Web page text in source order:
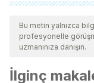
Tüm alıntı yapılan
güncelliklerini ve
tarafından
kabul edildi.
Bu metin yalnızca
profesyonelle
uzmanınıza danışın.
İlginç